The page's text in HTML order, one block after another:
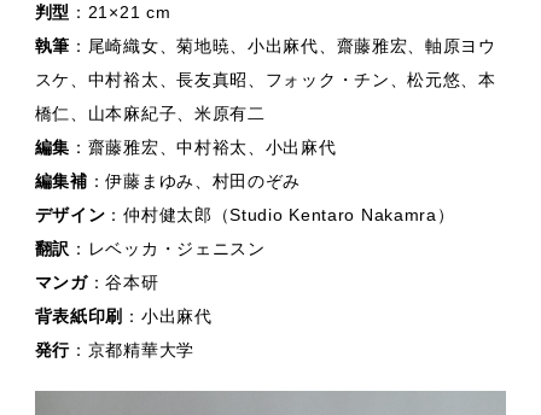
判型 ：21×21 cm
執筆 ：尾崎織女、菊地暁、小出麻代、齋藤雅宏、軸原ヨウ
スケ、中村裕太、長友真昭、フォック・チン、松元悠、本
橋仁、山本麻紀子、米原有二
編集 ：齋藤雅宏、中村裕太、小出麻代
編集補 ：伊藤まゆみ、村田のぞみ
デザイン ：仲村健太郎（Studio Kentaro Nakamra）
翻訳 ：レベッカ・ジェニスン
マンガ：谷本研
背表紙印刷 ：小出麻代
発行 ：京都精華大学